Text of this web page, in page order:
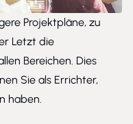
Projektpläne, zu
Letzt die
Bereichen. Dies
Sie als Errichter,
haben.